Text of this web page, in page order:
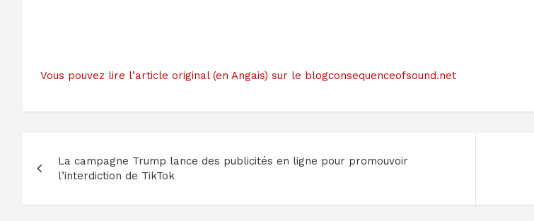
Vous pouvez lire l’article original (en Angais) sur le blogconsequenceofsound.net
de
l’article
La campagne Trump lance des publicités en ligne pour promouvoir
l’interdiction de TikTok